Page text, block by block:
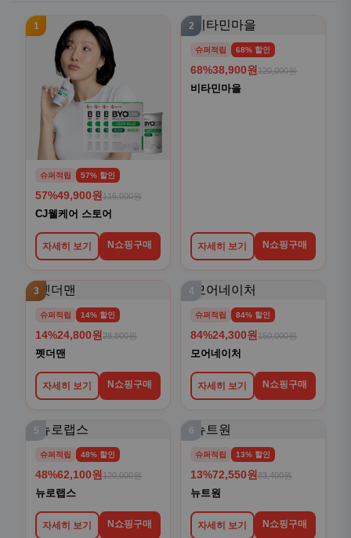
1
슈퍼적립 57% 할인
57%49,900원 116,000원
CJ웰케어 스토어
자세히 보기 N쇼핑구매
2
슈퍼적립 68% 할인
68%38,900원 120,000원
비타민마을
자세히 보기 N쇼핑구매
3
슈퍼적립 14% 할인
14%24,800원 28,800원
펫더맨
자세히 보기 N쇼핑구매
4
슈퍼적립 84% 할인
84%24,300원 150,000원
모어네이처
자세히 보기 N쇼핑구매
5
슈퍼적립 48% 할인
48%62,100원 120,000원
뉴로랩스
자세히 보기 N쇼핑구매
6
슈퍼적립 13% 할인
13%72,550원 83,400원
뉴트원
자세히 보기 N쇼핑구매